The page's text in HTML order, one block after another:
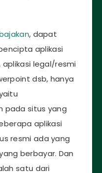
, dapat
aplikasi
legal/resmi
dsb, hanya
pada situs yang
aplikasi
resmi ada yang
berbayar. Dan
satu dari